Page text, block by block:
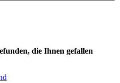
die Ihnen gefallen